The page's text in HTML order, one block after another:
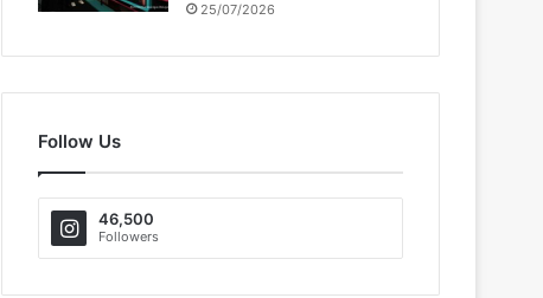
25/07/2026
Follow Us
46,500
Followers